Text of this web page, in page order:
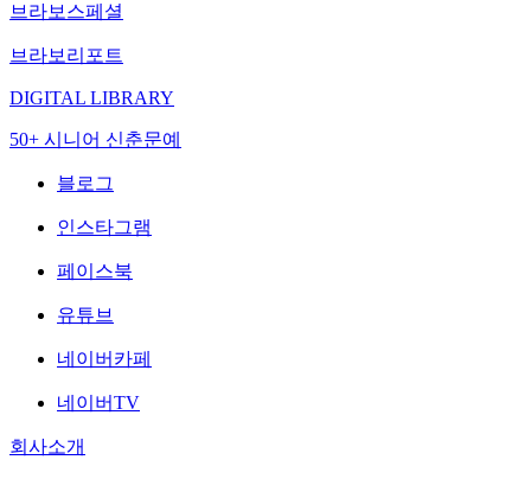
브라보스페셜
브라보리포트
DIGITAL LIBRARY
50+ 시니어 신춘문예
블로그
인스타그램
페이스북
유튜브
네이버카페
네이버TV
회사소개